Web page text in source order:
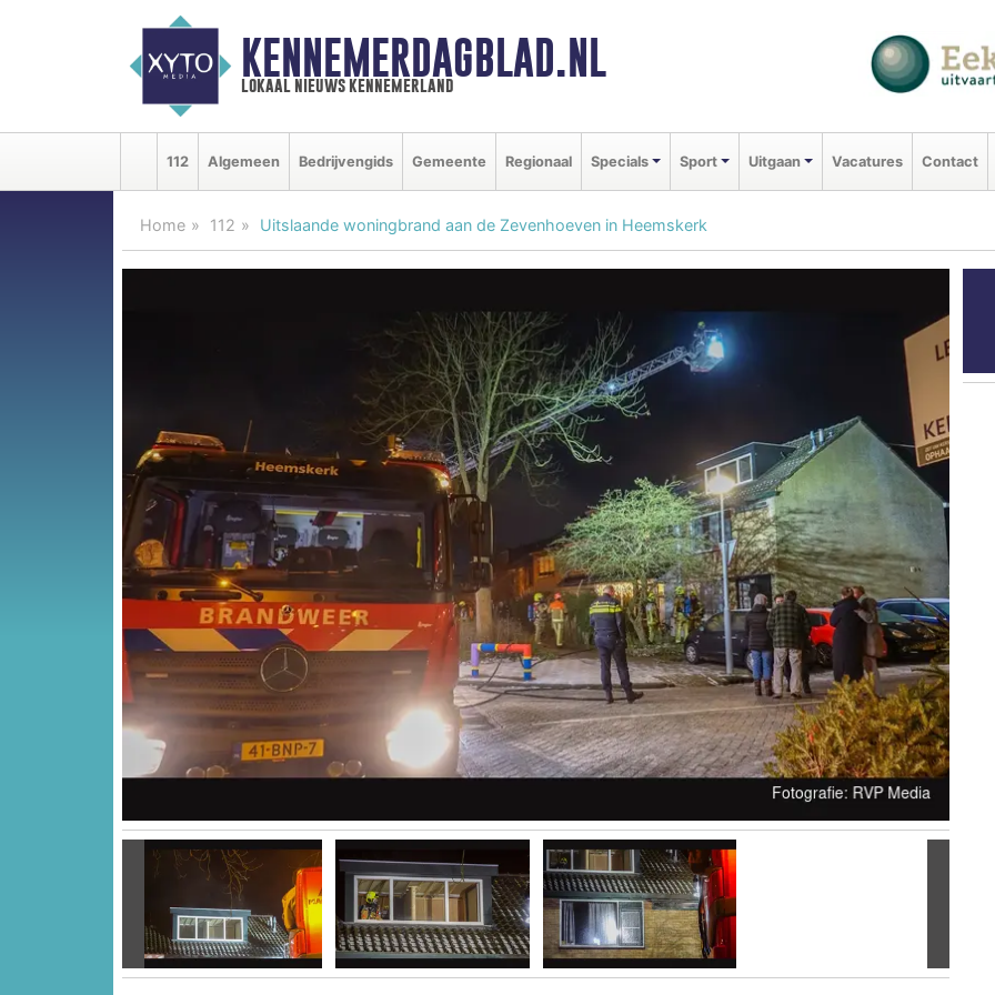
KENNEMERDAGBLAD.NL
lokaal nieuws kennemerland
112 Algemeen Bedrijvengids Gemeente Regionaal Specials Sport Uitgaan Vacatures Contact
Home 112 Uitslaande woningbrand aan de Zevenhoeven in Heemskerk
Vorige